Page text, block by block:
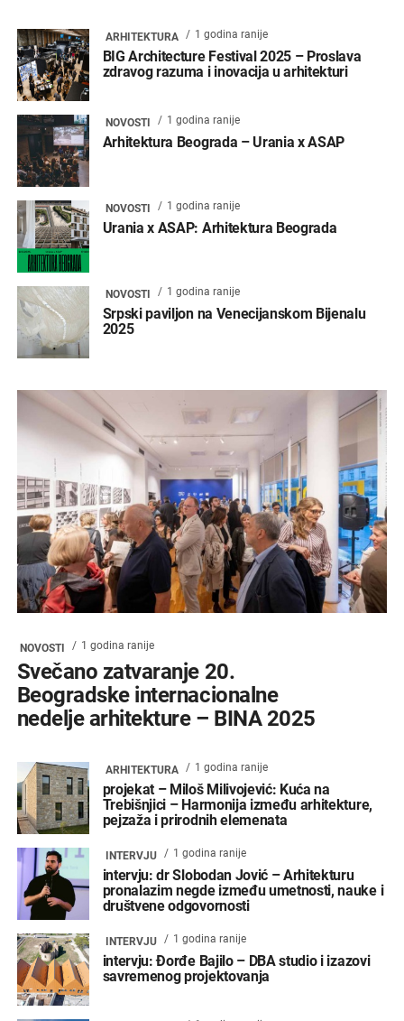
ARHITEKTURA 1 godina ranije
BIG Architecture Festival 2025 – Proslava
zdravog razuma i inovacija u arhitekturi
NOVOSTI 1 godina ranije
Arhitektura Beograda – Urania x ASAP
NOVOSTI 1 godina ranije
Urania x ASAP: Arhitektura Beograda
NOVOSTI 1 godina ranije
Srpski paviljon na Venecijanskom Bijenalu
2025
NOVOSTI 1 godina ranije
Svečano zatvaranje 20.
Beogradske internacionalne
nedelje arhitekture – BINA 2025
ARHITEKTURA 1 godina ranije
projekat – Miloš Milivojević: Kuća na
Trebišnjici – Harmonija između arhitekture,
pejzaža i prirodnih elemenata
INTERVJU 1 godina ranije
intervju: dr Slobodan Jović – Arhitekturu
pronalazim negde između umetnosti, nauke i
društvene odgovornosti
INTERVJU 1 godina ranije
intervju: Đorđe Bajilo – DBA studio i izazovi
savremenog projektovanja